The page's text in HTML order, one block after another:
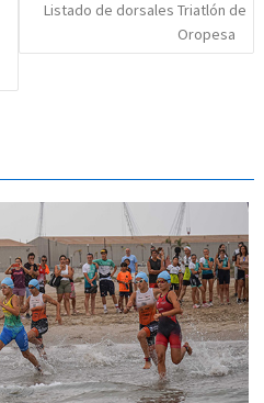
Listado de dorsales Triatlón de
Oropesa